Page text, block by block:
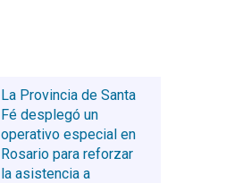
La Provincia de Santa
Fé desplegó un
operativo especial en
Rosario para reforzar
la asistencia a